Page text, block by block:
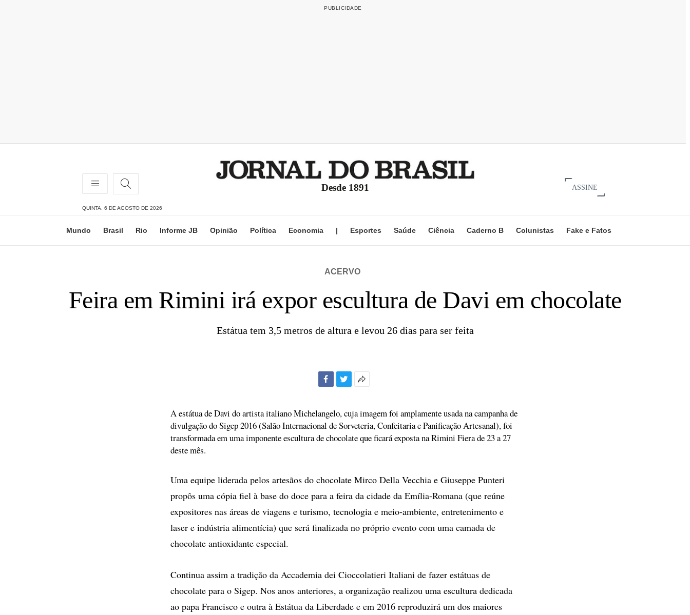
Desde 1891 ASSINE
QUINTA, 6 DE AGOSTO DE 2026
Mundo Brasil Rio Informe JB Opinião Política Economia | Esportes Saúde Ciência Caderno B Colunistas Fake e Fatos
ACERVO
Feira em Rimini irá expor escultura de Davi em chocolate
Estátua tem 3,5 metros de altura e levou 26 dias para ser feita
compartilhamento
A estátua de Davi do artista italiano Michelangelo, cuja imagem foi amplamente usada na campanha de
divulgação do Sigep 2016 (Salão Internacional de Sorveteria, Confeitaria e Panificação Artesanal), foi
transformada em uma imponente escultura de chocolate que ficará exposta na Rimini Fiera de 23 a 27
deste mês.
Uma equipe liderada pelos artesãos do chocolate Mirco Della Vecchia e Giuseppe Punteri
propôs uma cópia fiel à base do doce para a feira da cidade da Emília-Romana (que reúne
expositores nas áreas de viagens e turismo, tecnologia e meio-ambiente, entretenimento e
laser e indústria alimentícia) que será finalizada no próprio evento com uma camada de
chocolate antioxidante especial.
Continua assim a tradição da Accademia dei Cioccolatieri Italiani de fazer estátuas de
chocolate para o Sigep. Nos anos anteriores, a organização realizou uma escultura dedicada
ao papa Francisco e outra à Estátua da Liberdade e em 2016 reproduzirá um dos maiores